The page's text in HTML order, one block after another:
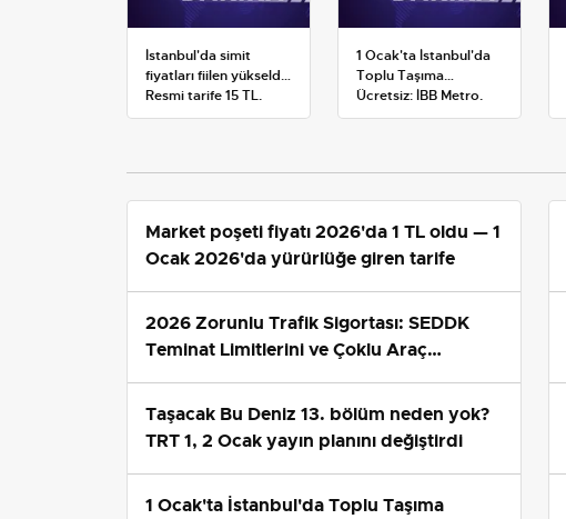
İstanbul'da simit
fiyatları fiilen yükseldi:
Resmi tarife 15 TL,
satışlar 20-25 TL'ye
1 Ocak'ta İstanbul'da
Toplu Taşıma
Ücretsiz: İBB Metro,
Metrobüs ve Otobüs
Market poşeti fiyatı 2026'da 1 TL oldu — 1
Ocak 2026'da yürürlüğe giren tarife
2026 Zorunlu Trafik Sigortası: SEDDK
Teminat Limitlerini ve Çoklu Araç
Tarifesini Yeniden Belirledi
Taşacak Bu Deniz 13. bölüm neden yok?
TRT 1, 2 Ocak yayın planını değiştirdi
1 Ocak'ta İstanbul'da Toplu Taşıma